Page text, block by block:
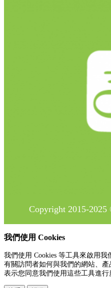
Copyright 2015-2025
我們使用 Cookies
我們使用 Cookies 等工具來啟用
有關訪問者如何與我們的網站、
表示您同意我們使用這些工具進行